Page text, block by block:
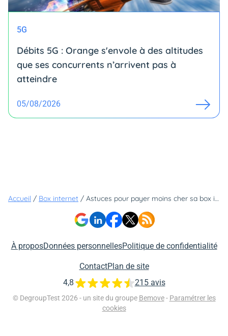
5G
Débits 5G : Orange s'envole à des altitudes
que ses concurrents n’arrivent pas à
atteindre
05/08/2026
Accueil / Box internet / Astuces pour payer moins cher sa box internet, promotions à ne pas louper... voici tout ce que vous devez savoir !
À proposDonnées personnellesPolitique de confidentialité
ContactPlan de site
© DegroupTest 2026 - un site du groupe Bemove - Paramétrer les
cookies
4,8 215 avis